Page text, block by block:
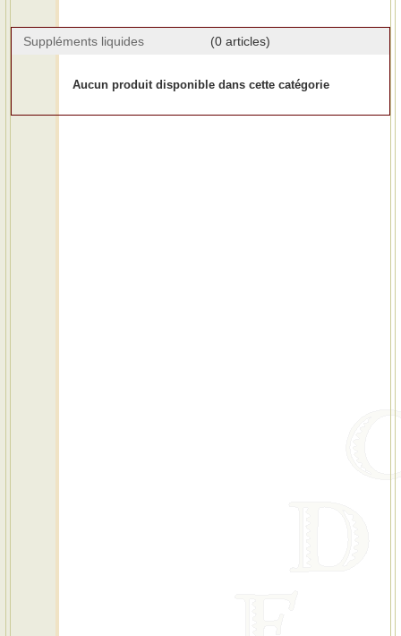
Suppléments liquides (0 articles)
Aucun produit disponible dans cette catégorie